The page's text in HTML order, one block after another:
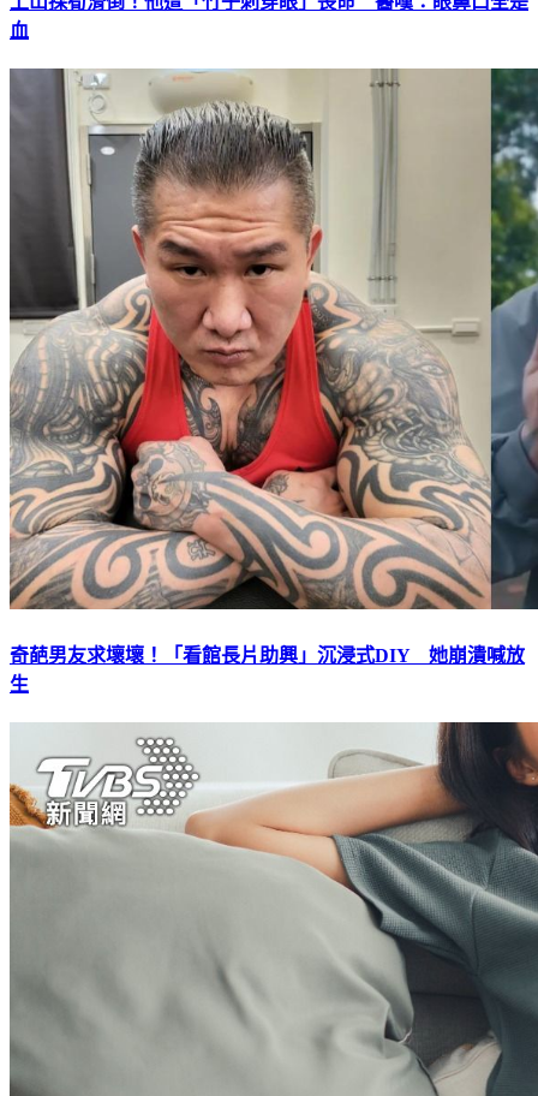
上山採筍滑倒！他遭「竹子刺穿眼」喪命 醫嘆：眼鼻口全是
奇葩男友求壞壞！「看館長片助興」沉浸式DIY 她崩潰喊放